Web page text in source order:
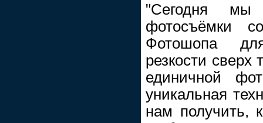
"Сегодня мы
фотосъёмки
Фотошопа
резкости сверх
единичной
уникальная
нам получить,